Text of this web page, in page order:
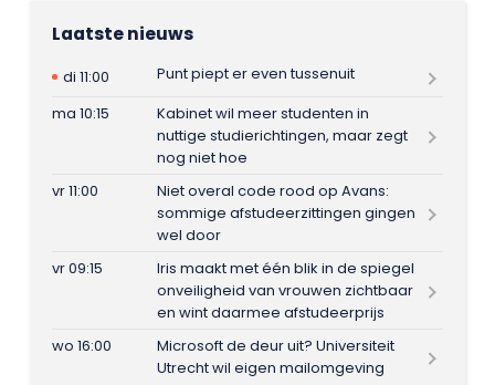
Laatste nieuws
di 11:00
Punt piept er even tussenuit
ma 10:15
Kabinet wil meer studenten in
nuttige studierichtingen, maar zegt
nog niet hoe
vr 11:00
Niet overal code rood op Avans:
sommige afstudeerzittingen gingen
wel door
vr 09:15
Iris maakt met één blik in de spiegel
onveiligheid van vrouwen zichtbaar
en wint daarmee afstudeerprijs
wo 16:00
Microsoft de deur uit? Universiteit
Utrecht wil eigen mailomgeving